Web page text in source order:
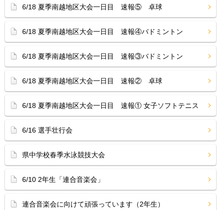
6/18 夏季南越地区大会一日目 速報⑤ 卓球
6/18 夏季南越地区大会一日目 速報④バドミントン
6/18 夏季南越地区大会一日目 速報③バドミントン
6/18 夏季南越地区大会一日目 速報② 卓球
6/18 夏季南越地区大会一日目 速報① 女子ソフトテニス
6/16 選手壮行会
県中学校春季水泳競技大会
6/10 2年生「連合音楽会」
連合音楽会に向けて頑張っています（2年生）